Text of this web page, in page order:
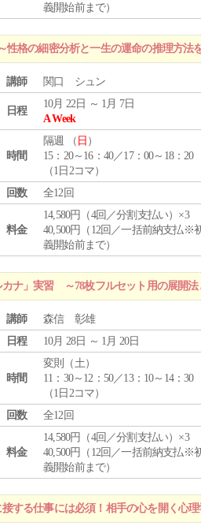
義開始前まで）
格の細密分析と一生の運命の推理方法
講師 関口 シュン
日程
10月 22日 ～ 1月 7日
A Week
時間
隔週 （ 日 ）
15：20～16：40／17：00～18：20
（1日2コマ）
回数
全12回
料金
14,580円（4回／分割支払い）×3
40,500円（12回／一括前納支払※
義開始前まで）
ナ」実習 ～78枚フルセット用の展開法
講師
森信 彰雄
日程
10月 28日 ～ 1月 20日
時間
変則（土）
11：30～12：50／13：10～14：30
（1日2コマ）
回数
全12回
料金
14,580円（4回／分割支払い）×3
40,500円（12回／一括前納支払※
義開始前まで）
する仕事には必須！相手の心を開く心理